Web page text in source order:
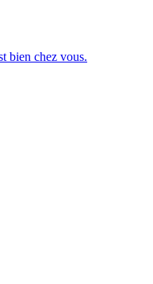
bien chez vous.